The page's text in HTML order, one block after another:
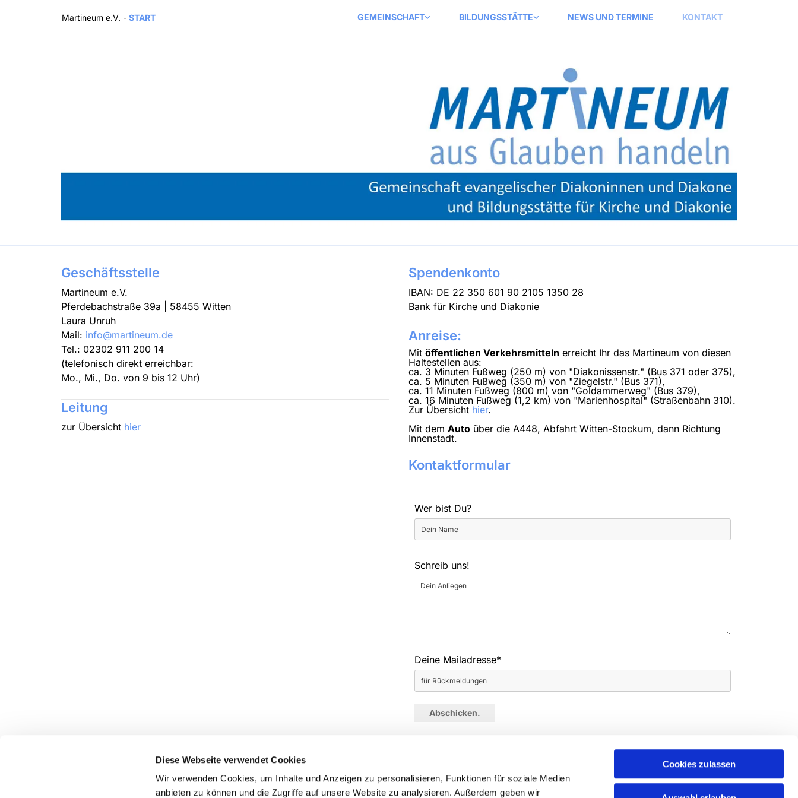
Diese Webseite verwendet Cookies
Wir verwenden Cookies, um Inhalte und Anzeigen zu personalisieren, Funktionen für soziale Medien
anbieten zu können und die Zugriffe auf unsere Website zu analysieren. Außerdem geben wir
Cookies zulassen
Martineum e.V. - START GEMEINSCHAFT BILDUNGSSTÄTTE NEWS UND TERMINE KONTAKT
Geschäftsstelle
Martineum e.V.
Pferdebachstraße 39a | 58455 Witten
Laura Unruh
Mail: info@martineum.de
Tel.: 02302 911 200 14
(telefonisch direkt erreichbar:
Mo., Mi., Do. von 9 bis 12 Uhr)
Leitung
zur Übersicht hier
Spendenkonto
IBAN: DE 22 350 601 90 2105 1350 28
Bank für Kirche und Diakonie
Anreise:
Mit öffentlichen Verkehrsmitteln erreicht Ihr das Martineum von diesen
Haltestellen aus:
ca. 3 Minuten Fußweg (250 m) von "Diakonissenstr." (Bus 371 oder 375),
ca. 5 Minuten Fußweg (350 m) von "Ziegelstr." (Bus 371),
ca. 11 Minuten Fußweg (800 m) von "Goldammerweg" (Bus 379),
ca. 16 Minuten Fußweg (1,2 km) von "Marienhospital" (Straßenbahn 310).
Zur Übersicht hier.
Mit dem Auto über die A448, Abfahrt Witten-Stockum, dann Richtung
Innenstadt.
Kontaktformular
Wer bist Du?
Schreib uns!
Deine Mailadresse*
Martineum e. V., Pferdebachstraße 39a, 58455 Witten